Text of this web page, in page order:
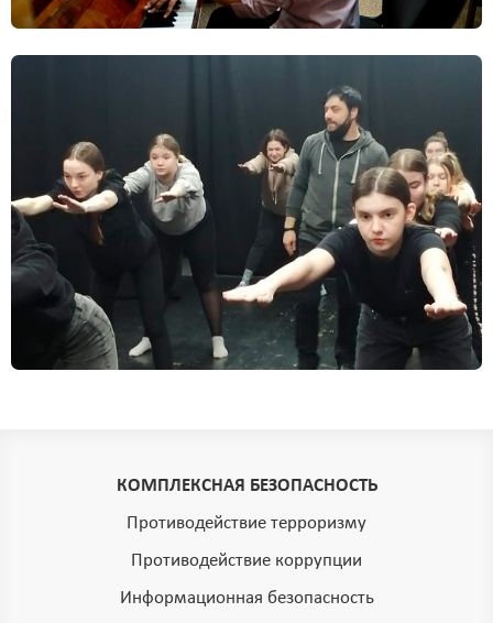
КОМПЛЕКСНАЯ БЕЗОПАСНОСТЬ
Противодействие терроризму
Противодействие коррупции
Информационная безопасность